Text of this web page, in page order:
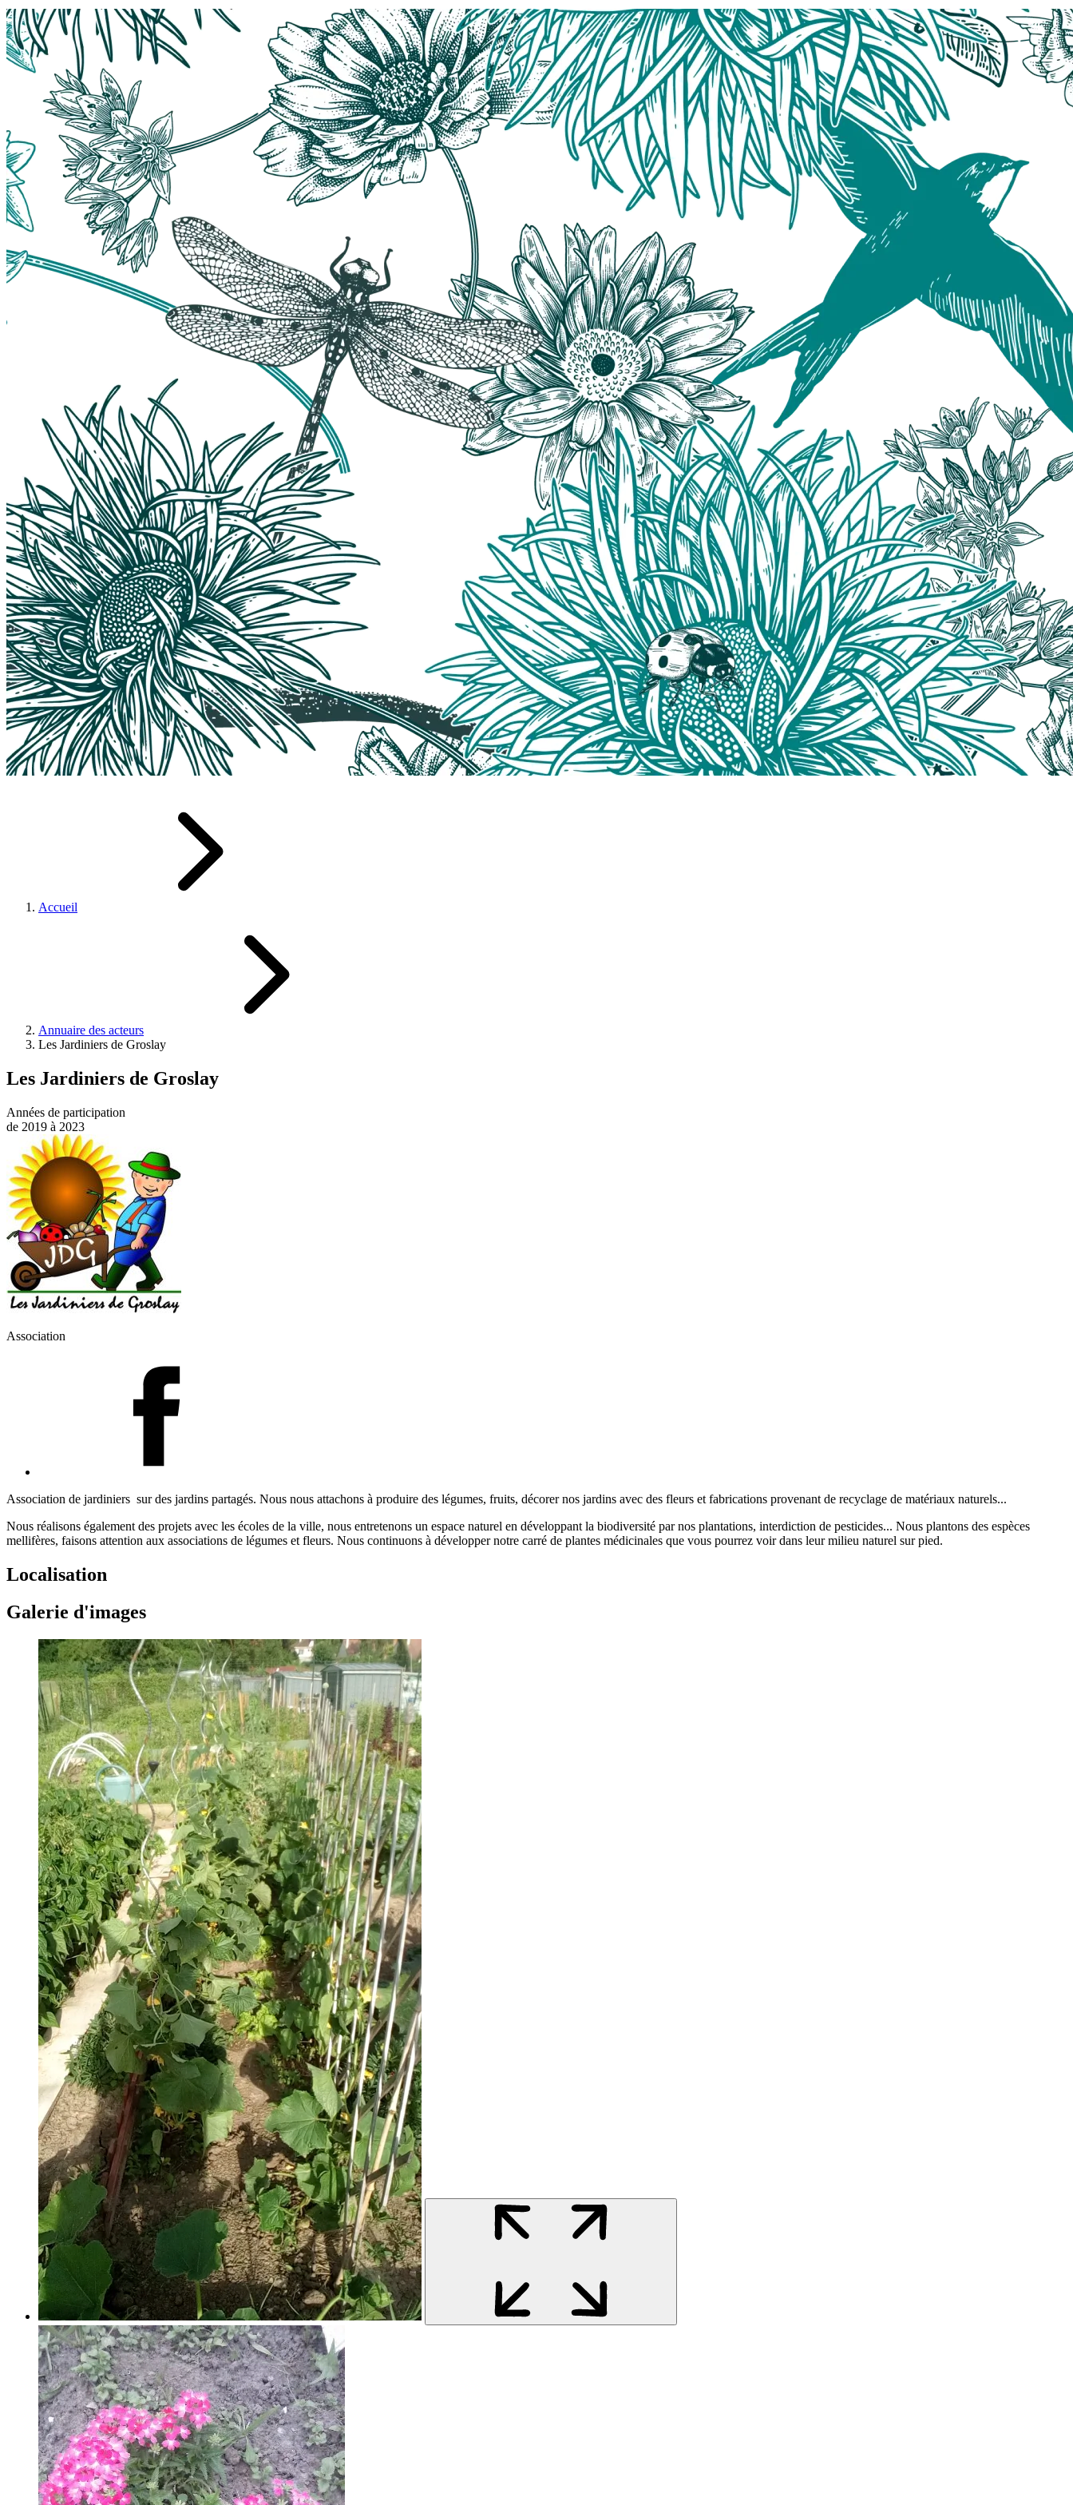
Accueil
Annuaire des acteurs
Les Jardiniers de Groslay
Les Jardiniers de Groslay
Années de participation
de 2019 à 2023
Association
Association de jardiniers sur des jardins partagés. Nous nous attachons à produire des légumes, fruits, décorer nos jardins avec des fleurs et fabrications provenant de recyclage de matériaux naturels...
Nous réalisons également des projets avec les écoles de la ville, nous entretenons un espace naturel en développant la biodiversité par nos plantations, interdiction de pesticides... Nous plantons des espèces
mellifères, faisons attention aux associations de légumes et fleurs. Nous continuons à développer notre carré de plantes médicinales que vous pourrez voir dans leur milieu naturel sur pied.
Localisation
Galerie d'images